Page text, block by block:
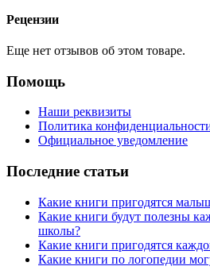
Рецензии
Еще нет отзывов об этом товаре.
Помощь
Наши реквизиты
Политика
Официальное уведомление
Последние статьи
Какие книги пригодятся
Какие книги будут полезны
школы?
Какие книги пригодятся
Какие книги по логопедии